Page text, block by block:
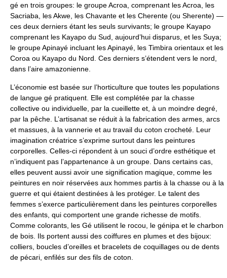
gé en trois groupes: le groupe Acroa, comprenant les Acroa, les
Sacriaba, les Akwe, les Chavante et les Cherente (ou Sherente) —
ces deux derniers étant les seuls survivants; le groupe Kayapo
comprenant les Kayapo du Sud, aujourd’hui disparus, et les Suya;
le groupe Apinayé incluant les Apinayé, les Timbira orientaux et les
Coroa ou Kayapo du Nord. Ces derniers s’étendent vers le nord,
dans l’aire amazonienne.
L’économie est basée sur l’horticulture que toutes les populations
de langue gé pratiquent. Elle est complétée par la chasse
collective ou individuelle, par la cueillette et, à un moindre degré,
par la pêche. L’artisanat se réduit à la fabrication des armes, arcs
et massues, à la vannerie et au travail du coton crocheté. Leur
imagination créatrice s’exprime surtout dans les peintures
corporelles. Celles-ci répondent à un souci d’ordre esthétique et
n’indiquent pas l’appartenance à un groupe. Dans certains cas,
elles peuvent aussi avoir une signification magique, comme les
peintures en noir réservées aux hommes partis à la chasse ou à la
guerre et qui étaient destinées à les protéger. Le talent des
femmes s’exerce particulièrement dans les peintures corporelles
des enfants, qui comportent une grande richesse de motifs.
Comme colorants, les Gé utilisent le rocou, le génipa et le charbon
de bois. Ils portent aussi des coiffures en plumes et des bijoux:
colliers, boucles d’oreilles et bracelets de coquillages ou de dents
de pécari, enfilés sur des fils de coton.